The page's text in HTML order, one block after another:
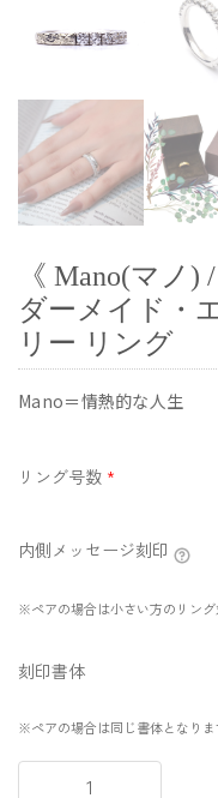
《 Mano(マノ
ダーメイド・
リー リング
Mano＝情熱的な人生
リング号数 *
内側メッセージ刻印
※ペアの場合は小さい方のリング
刻印書体
※ペアの場合は同じ書体となりま
《